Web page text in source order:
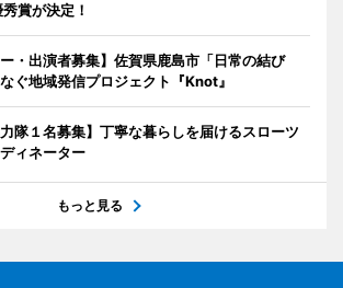
賞が決定！
ー・出演者募集】佐賀県鹿島市「日常の結び
ぐ地域発信プロジェクト『Knot』
力隊１名募集】丁寧な暮らしを届けるスローツ
ィネーター
もっと見る